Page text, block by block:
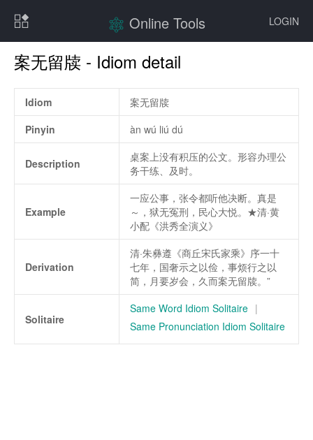
LOGIN
Online Tools
案无留牍 - Idiom detail
Idiom
案无留牍
Pinyin
àn wú liú dú
Description
桌案上没有积压的公文。形容办理公
务干练、及时。
Example
一应公事，张令都听他决断。真是
～，狱无冤刑，民心大悦。★清·黄
小配《洪秀全演义》
Derivation
清·朱彝遵《商丘宋氏家乘》序一十
七年，国奢示之以俭，事烦行之以
简，月要岁会，久而案无留牍。”
Solitaire
Same Word Idiom Solitaire |
Same Pronunciation Idiom Solitaire